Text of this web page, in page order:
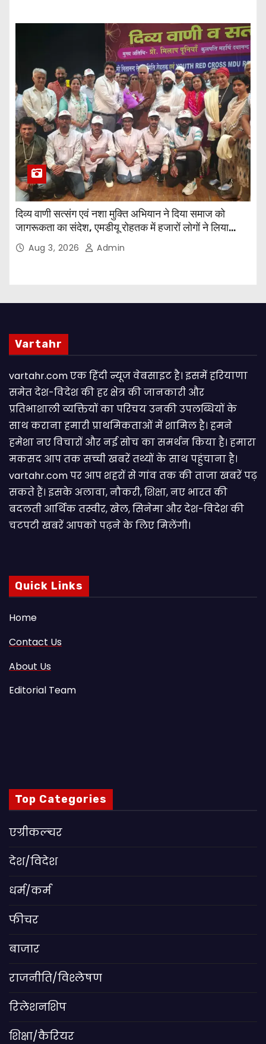
दिव्य वाणी सत्संग एवं नशा मुक्ति अभियान ने दिया समाज को
जागरूकता का संदेश, एमडीयू रोहतक में हजारों लोगों ने लिया
संकल्पAug 3, 2026 Admin
Vartahr
vartahr.com एक हिंदी न्यूज वेबसाइट है। इसमें हरियाणा
समेत देश-विदेश की हर क्षेत्र की जानकारी और
प्रतिभाशाली व्यक्तियों का परिचय उनकी उपलब्धियों के
साथ कराना हमारी प्राथमिकताओं में शामिल है। हमने
हमेशा नए विचारों और नई सोच का समर्थन किया है। हमारा
मकसद आप तक सच्ची खबरें तथ्यों के साथ पहुंचाना है।
vartahr.com पर आप शहरों से गांव तक की ताजा खबरें पढ़
सकते हैं। इसके अलावा, नौकरी, शिक्षा, नए भारत की
बदलती आर्थिक तस्वीर, खेल, सिनेमा और देश-विदेश की
चटपटी खबरें आपकाे पढ़ने के लिए मिलेंगी।
Quick Links
Home
Contact Us
About Us
Editorial Team
Top Categories
एग्रीकल्चर
देश/विदेश
धर्म/कर्म
फीचर
बाजार
राजनीति/विश्लेषण
रिलेशनशिप
शिक्षा/कैरियर